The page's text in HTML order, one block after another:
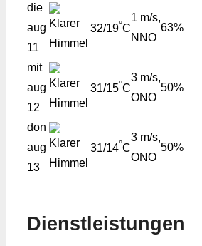
die
aug
11
32/19°C
1 m/s,
NNO
63%
mit
aug
12
31/15°C
3 m/s,
ONO
50%
don
aug
13
31/14°C
3 m/s,
ONO
50%
Dienstleistungen